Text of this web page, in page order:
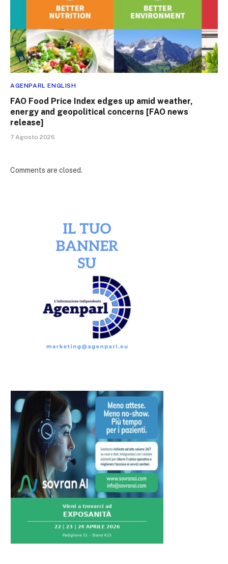
AGENPARL ENGLISH
FAO Food Price Index edges up amid weather,
energy and geopolitical concerns [FAO news
release]
7 Agosto 2026
Comments are closed.